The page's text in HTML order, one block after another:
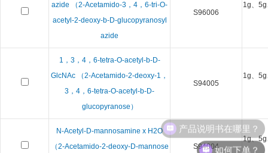
azide （2-Acetamido-3，4，6-tri-O-
acetyl-2-deoxy-b-D-glucopyranosyl
azide
S96006
1g、
1，3，4，6-tetra-O-acetyl-b-D-
GlcNAc （2-Acetamido-2-deoxy-1，
3，4，6-tetra-O-acetyl-b-D-
glucopyranose）
S94005
1g、
N-Acetyl-D-mannosamine x H2O
（2-Acetamido-2-deoxy-D-mannose
S94004
1g、
产品说明书在哪里？
如何下单？